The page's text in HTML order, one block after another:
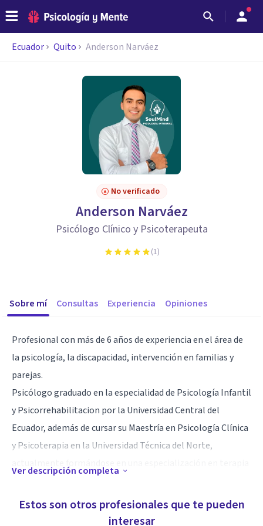
Ecuador Quito Anderson Narváez
No verificado
Anderson Narváez
Psicólogo Clínico y Psicoterapeuta
(1)
Sobre mí Consultas Experiencia Opiniones
Profesional con más de 6 años de experiencia en el área de
la psicología, la discapacidad, intervención en familias y
parejas.
Psicólogo graduado en la especialidad de Psicología Infantil
y Psicorrehabilitacion por la Universidad Central del
Ecuador, además de cursar su Maestría en Psicología Clínica
y Psicoterapia en la Universidad Técnica del Norte,
Psicólogo acreditado en Atención de Emergencias y
Desastres por la Universidad Católica de Cuenca.
Ver descripción completa
Estos son otros profesionales que te pueden
interesar